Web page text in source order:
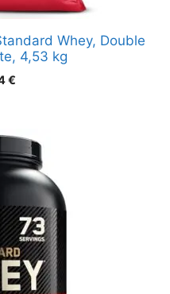
Whey, Double
4,53 kg
€